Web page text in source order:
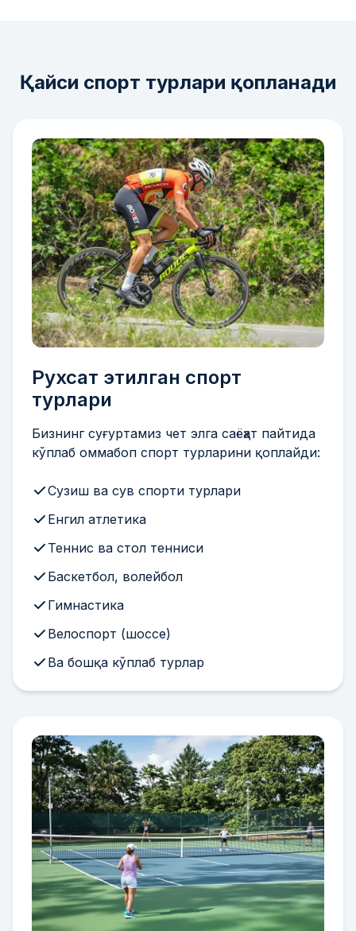
Қайси спорт турлари қопланади
Рухсат этилган спорт
турлари
Бизнинг суғуртамиз чет элга саёҳат пайтида
кўплаб оммабоп спорт турларини қоплайди:
Сузиш ва сув спорти турлари
Енгил атлетика
Теннис ва стол тенниси
Баскетбол, волейбол
Гимнастика
Велоспорт (шоссе)
Ва бошқа кўплаб турлар